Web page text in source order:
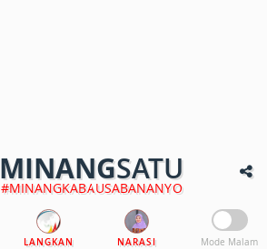
MINANGSATU
#MINANGKABAUSABANANYO
LANGKAN NARASI Mode Malam